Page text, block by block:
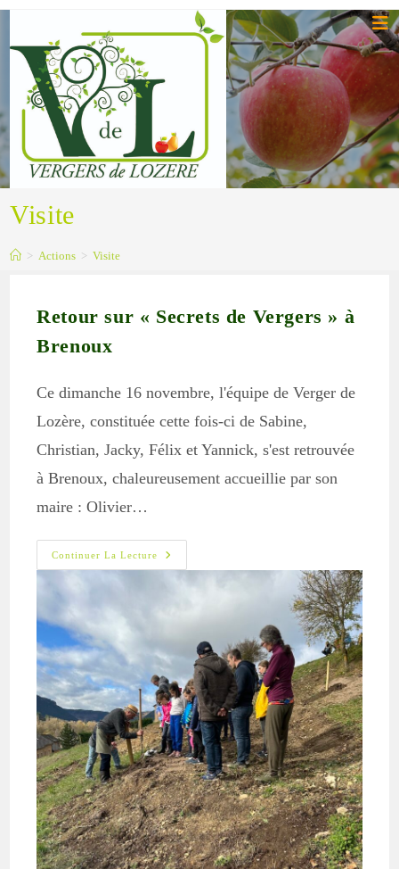
Skip
content
Visite
> Actions > Visite
Retour sur « Secrets de Vergers » à
Brenoux
Ce dimanche 16 novembre, l'équipe de Verger de
Lozère, constituée cette fois-ci de Sabine,
Christian, Jacky, Félix et Yannick, s'est retrouvée
à Brenoux, chaleureusement accueillie par son
maire : Olivier…
Continuer La Lecture
Retour
Sur